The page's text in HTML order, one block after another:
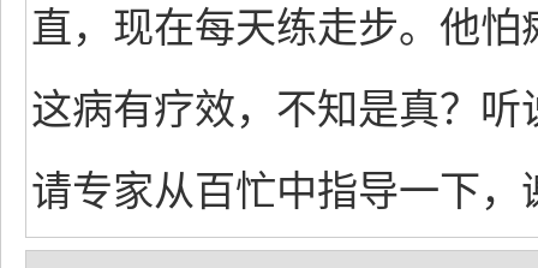
直，现在每天练走步。他
这病有疗效，不知是真？
请专家从百忙中指导一下，